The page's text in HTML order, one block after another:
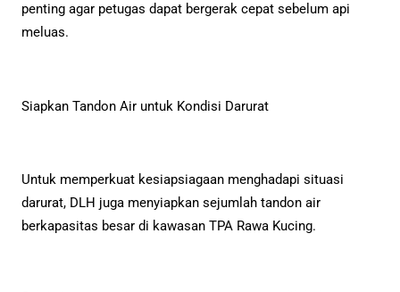
penting agar petugas dapat bergerak cepat sebelum api
meluas.
Siapkan Tandon Air untuk Kondisi Darurat
Untuk memperkuat kesiapsiagaan menghadapi situasi
darurat, DLH juga menyiapkan sejumlah tandon air
berkapasitas besar di kawasan TPA Rawa Kucing.